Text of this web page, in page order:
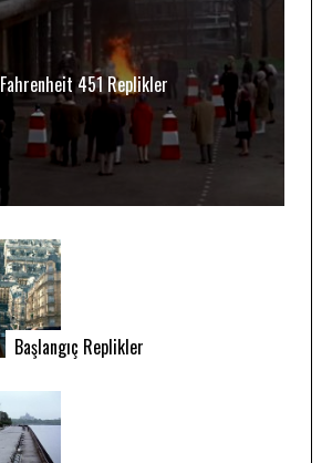
Fahrenheit 451 Replikler
Başlangıç Replikler